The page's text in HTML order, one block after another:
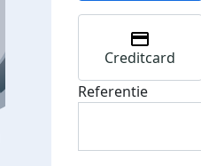
Creditcard
Referentie